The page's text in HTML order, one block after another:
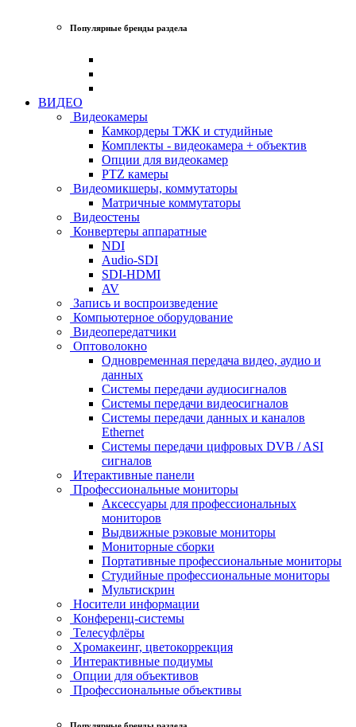
Популярные бренды раздела
ВИДЕО
Видеокамеры
Камкордеры ТЖК и студийные
Комплекты - видеокамера + объектив
Опции для видеокамер
PTZ камеры
Видеомикшеры, коммутаторы
Матричные коммутаторы
Видеостены
Конвертеры аппаратные
NDI
Audio-SDI
SDI-HDMI
AV
Запись и воспроизведение
Компьютерное оборудование
Видеопередатчики
Оптоволокно
Одновременная передача видео, аудио и
данных
Системы передачи аудиосигналов
Системы передачи видеосигналов
Системы передачи данных и каналов
Ethernet
Системы передачи цифровых DVB / ASI
сигналов
Итерактивные панели
Профессиональные мониторы
Аксессуары для профессиональных
мониторов
Выдвижные рэковые мониторы
Мониторные сборки
Портативные профессиональные мониторы
Студийные профессиональные мониторы
Мультискрин
Носители информации
Конференц-системы
Телесуфлёры
Хромакеинг, цветокоррекция
Интерактивные подиумы
Опции для объективов
Профессиональные объективы